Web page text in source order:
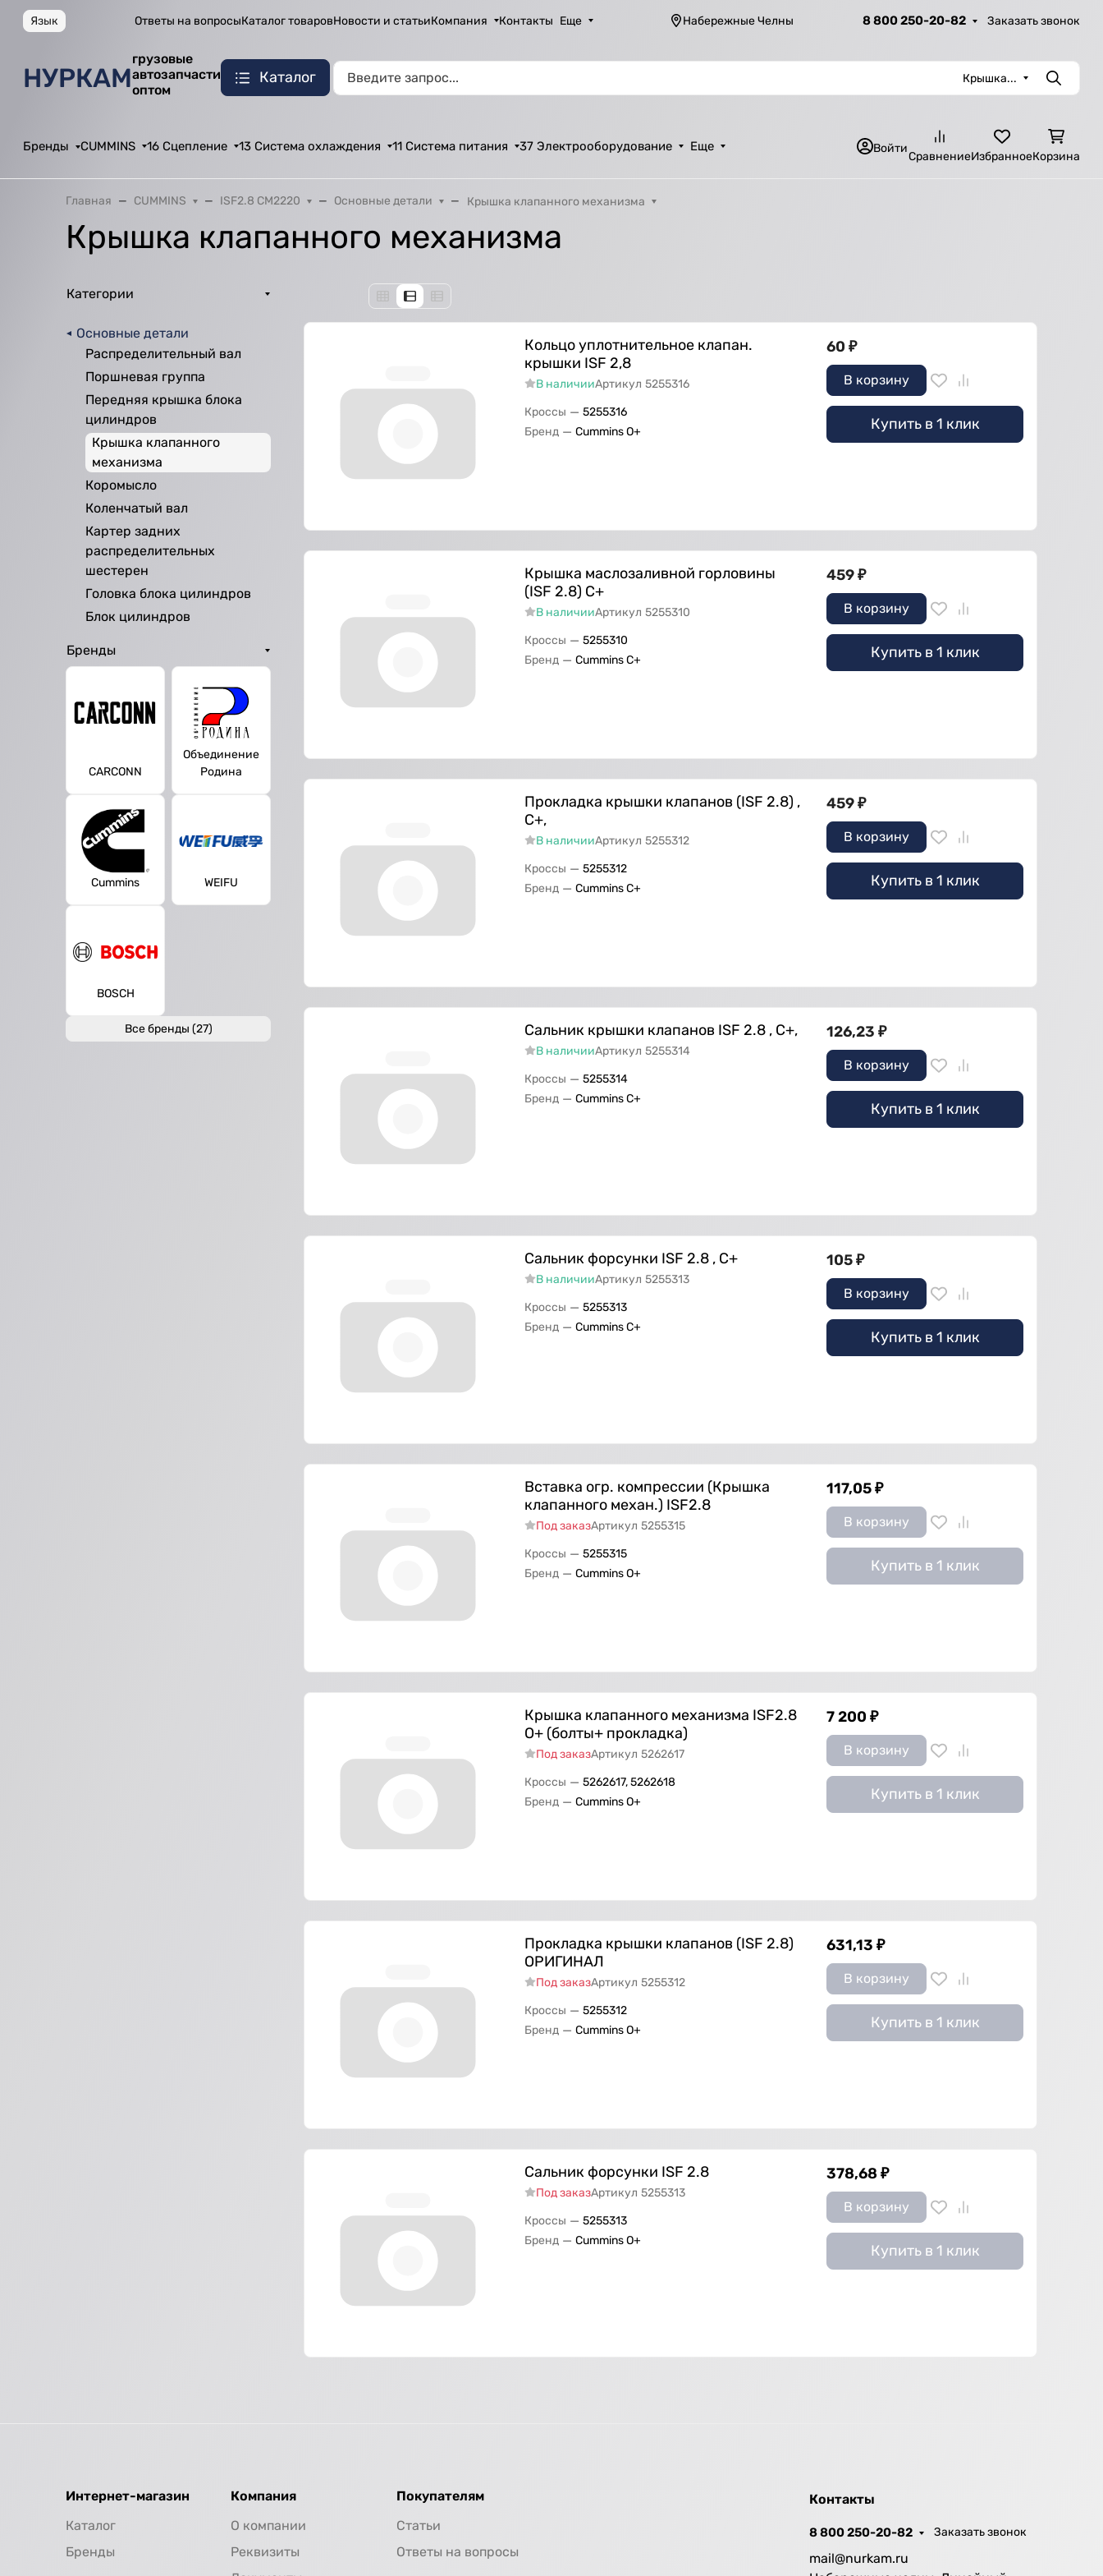
Язык Ответы на вопросыКаталог товаровНовости и статьиКомпания Контакты Еще Набережные Челны 8 800 250-20-82 Заказать звонок
НУРКАМ
грузовые
автозапчасти
оптом
Каталог Крышка... Поиск
Бренды CUMMINS 16 Сцепление 13 Система охлаждения 11 Система питания 37 Электрооборудование Еще Войти
СравнениеИзбранноеКорзина
Главная CUMMINS ISF2.8 CM2220 Основные детали Крышка клапанного механизма
Крышка клапанного механизма
Категории
Основные детали
Распределительный вал
Поршневая группа
Передняя крышка блока
цилиндров
Крышка клапанного
механизма
Коромысло
Коленчатый вал
Картер задних
распределительных
шестерен
Головка блока цилиндров
Блок цилиндров
Бренды
CARCONN
Объединение
Родина
Cummins WEIFU
BOSCH
Все бренды (27)
Кольцо уплотнительное клапан.
крышки ISF 2,8
В наличииАртикул 5255316
Кроссы — 5255316
Бренд — Cummins O+
60 ₽
В корзину
Купить в 1 клик
Крышка маслозаливной горловины
(ISF 2.8) C+
В наличииАртикул 5255310
Кроссы — 5255310
Бренд — Cummins C+
459₽
В корзину
Купить в 1 клик
Прокладка крышки клапанов (ISF 2.8) ,
C+,
В наличииАртикул 5255312
Кроссы — 5255312
Бренд — Cummins C+
459₽
В корзину
Купить в 1 клик
Сальник крышки клапанов ISF 2.8 , С+,
В наличииАртикул 5255314
Кроссы — 5255314
Бренд — Cummins C+
126,23 ₽
В корзину
Купить в 1 клик
Сальник форсунки ISF 2.8 , С+
В наличииАртикул 5255313
Кроссы — 5255313
Бренд — Cummins C+
105₽
В корзину
Купить в 1 клик
Вставка огр. компрессии (Крышка
клапанного механ.) ISF2.8
Под заказАртикул 5255315
Кроссы — 5255315
Бренд — Cummins O+
117,05₽
В корзину
Купить в 1 клик
Крышка клапанного механизма ISF2.8
O+ (болты+ прокладка)
Под заказАртикул 5262617
Кроссы — 5262617, 5262618
Бренд — Cummins O+
7 200 ₽
В корзину
Купить в 1 клик
Прокладка крышки клапанов (ISF 2.8)
ОРИГИНАЛ
Под заказАртикул 5255312
Кроссы — 5255312
Бренд — Cummins O+
631,13 ₽
В корзину
Купить в 1 клик
Сальник форсунки ISF 2.8
Под заказАртикул 5255313
Кроссы — 5255313
Бренд — Cummins O+
378,68 ₽
В корзину
Купить в 1 клик
Интернет-магазин
Каталог
Бренды
Компания
О компании
Реквизиты
Покупателям
Статьи
Ответы на вопросы
Контакты
8 800 250-20-82 Заказать звонок
mail@nurkam.ru